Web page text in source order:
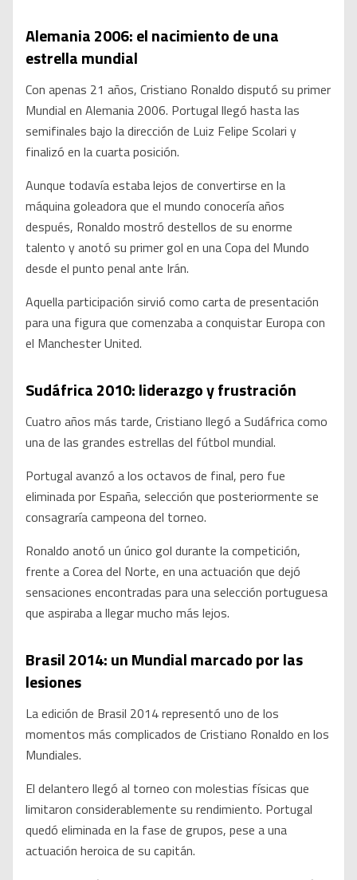
Alemania 2006: el nacimiento de una
estrella mundial
Con apenas 21 años, Cristiano Ronaldo disputó su primer
Mundial en Alemania 2006. Portugal llegó hasta las
semifinales bajo la dirección de Luiz Felipe Scolari y
finalizó en la cuarta posición.
Aunque todavía estaba lejos de convertirse en la
máquina goleadora que el mundo conocería años
después, Ronaldo mostró destellos de su enorme
talento y anotó su primer gol en una Copa del Mundo
desde el punto penal ante Irán.
Aquella participación sirvió como carta de presentación
para una figura que comenzaba a conquistar Europa con
el Manchester United.
Sudáfrica 2010: liderazgo y frustración
Cuatro años más tarde, Cristiano llegó a Sudáfrica como
una de las grandes estrellas del fútbol mundial.
Portugal avanzó a los octavos de final, pero fue
eliminada por España, selección que posteriormente se
consagraría campeona del torneo.
Ronaldo anotó un único gol durante la competición,
frente a Corea del Norte, en una actuación que dejó
sensaciones encontradas para una selección portuguesa
que aspiraba a llegar mucho más lejos.
Brasil 2014: un Mundial marcado por las
lesiones
La edición de Brasil 2014 representó uno de los
momentos más complicados de Cristiano Ronaldo en los
Mundiales.
El delantero llegó al torneo con molestias físicas que
limitaron considerablemente su rendimiento. Portugal
quedó eliminada en la fase de grupos, pese a una
actuación heroica de su capitán.